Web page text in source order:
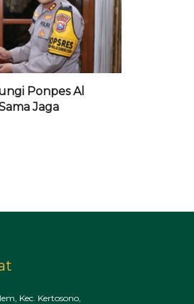
Ponpes Al
Jaga
Kec. Kertosono,